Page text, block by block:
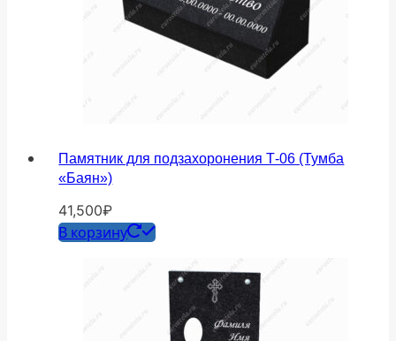
Памятник для подзахоронения Т-06 (Тумба
«Баян»)
41,500₽
В корзину